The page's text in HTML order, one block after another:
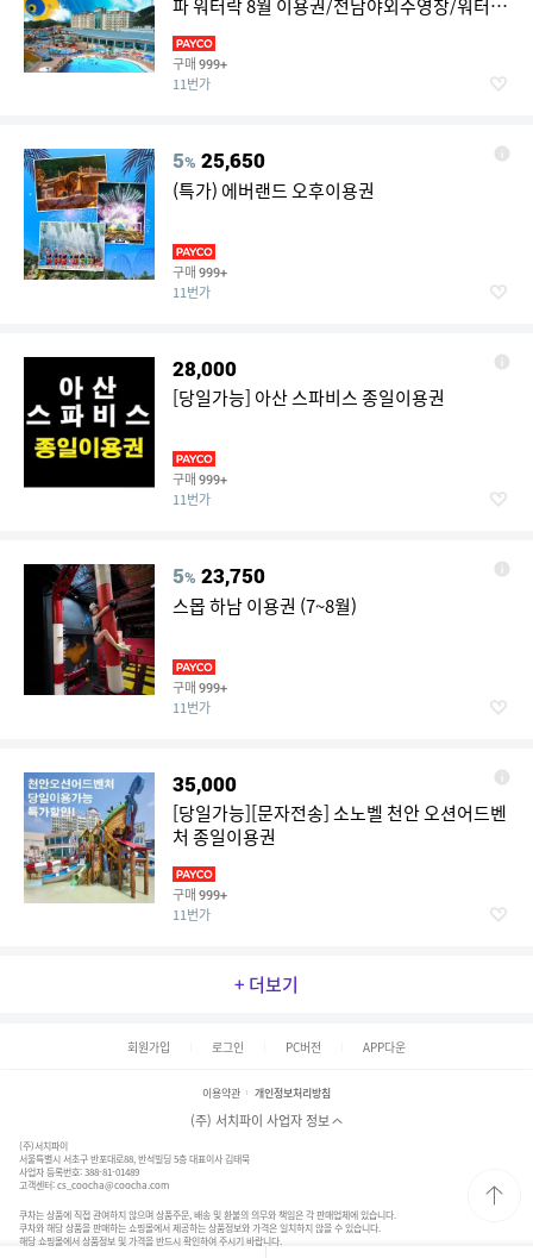
파 워터락 8월 이용권/전남야외수영장/워터파
크/야외수영장/광주워터파크
구매 999+
11번가
5% 25,650
(특가) 에버랜드 오후이용권
구매 999+
11번가
28,000
[당일가능] 아산 스파비스 종일이용권
구매 999+
11번가
5% 23,750
스몹 하남 이용권 (7~8월)
구매 999+
11번가
35,000
[당일가능][문자전송] 소노벨 천안 오션어드벤
처 종일이용권
구매 999+
11번가
+ 더보기
회원가입 로그인 PC버전 APP다운
이용약관 개인정보처리방침
(주) 서치파이 사업자 정보
(주)서치파이
서울특별시 서초구 반포대로88, 반석빌딩 5층 대표이사 김태묵
사업자 등록번호: 388-81-01489
고객센터:cs_coocha@coocha.com
쿠차는 상품에 직접 관여하지 않으며 상품주문, 배송 및 환불의 의무와 책임은 각 판매업체에 있습니다.
쿠차와 해당 상품을 판매하는 쇼핑몰에서 제공하는 상품정보와 가격은 일치하지 않을 수 있습니다.
해당 쇼핑몰에서 상품정보 및 가격을 반드시 확인하여 주시기 바랍니다.